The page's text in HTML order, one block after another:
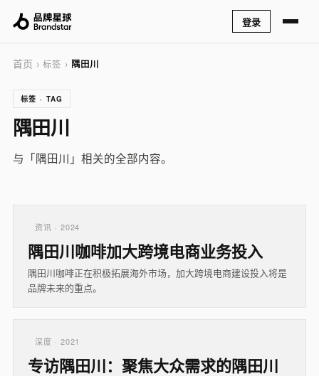
登录
首页 › 标签 › 隅田川
标签 · TAG
隅田川
与「隅田川」相关的全部内容。
资讯 · 2024
隅田川咖啡加大跨境电商业务投入
隅田川咖啡正在积极拓展海外市场，加大跨境电商建设投入将是
品牌未来的重点。
深度 · 2021
专访隅田川：聚焦大众需求的隅田川